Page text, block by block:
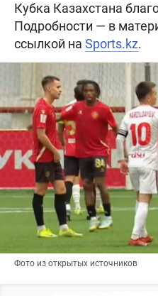
Кубка Казахстана
Подробности — в
ссылкой на Sports.kz.
Фото из открытых источников